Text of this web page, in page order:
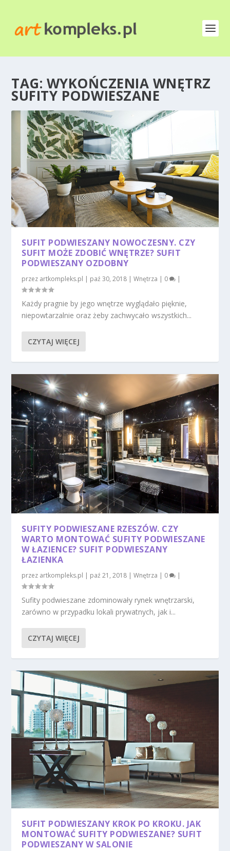
TAG: WYKOŃCZENIA WNĘTRZ
SUFITY PODWIESZANE
SUFIT PODWIESZANY NOWOCZESNY. CZY
SUFIT MOŻE ZDOBIĆ WNĘTRZE? SUFIT
PODWIESZANY OZDOBNY
przez artkompleks.pl | paź 30, 2018 |Wnętrza | 0 |
Każdy pragnie by jego wnętrze wyglądało pięknie,
niepowtarzalnie oraz żeby zachwycało wszystkich...
CZYTAJ WIĘCEJ
SUFITY PODWIESZANE RZESZÓW. CZY
WARTO MONTOWAĆ SUFITY PODWIESZANE
W ŁAZIENCE? SUFIT PODWIESZANY
ŁAZIENKA
przez artkompleks.pl | paź 21, 2018 |Wnętrza | 0 |
Sufity podwieszane zdominowały rynek wnętrzarski,
zarówno w przypadku lokali prywatnych, jak i...
CZYTAJ WIĘCEJ
SUFIT PODWIESZANY KROK PO KROKU. JAK
MONTOWAĆ SUFITY PODWIESZANE? SUFIT
PODWIESZANY W SALONIE